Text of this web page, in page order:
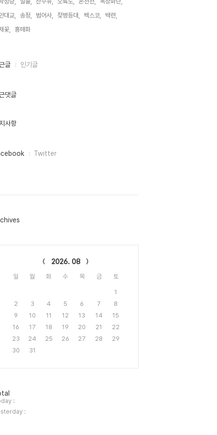
대교,
송정, 범어사, 젖병등대, 벡스코,
백련,
꽃,
홍매화,
글 인기글
댓글
사항
Twitter
2026. 08
일 월 화 수 목 금 토
1
2
3 4 5 6 7
8
9
10 11 12 13 14
15
16
17 18 19 20 21
22
23
24 25 26 27 28
29
30
31
:
: